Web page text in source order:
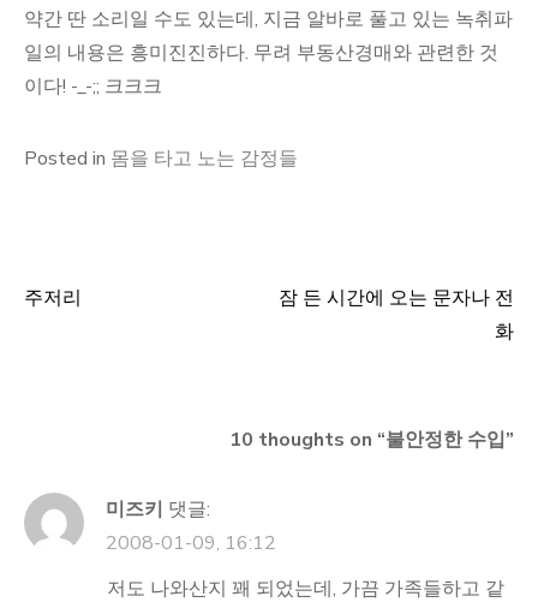
약간 딴 소리일 수도 있는데, 지금 알바로 풀고 있는 녹취파
일의 내용은 흥미진진하다. 무려 부동산경매와 관련한 것
이다! -_-;; 크크크
Posted in 몸을 타고 노는 감정들
글
주저리
잠 든 시간에 오는 문자나 전
화
10 thoughts on “불안정한 수입”
미즈키 댓글:
2008-01-09, 16:12
저도 나와산지 꽤 되었는데, 가끔 가족들하고 같